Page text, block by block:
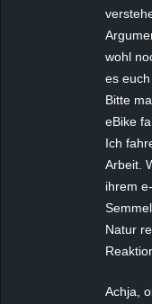
wohl
es
Bitte
eBike
Ich
Arbeit.
ihrem
Natur
Achja,